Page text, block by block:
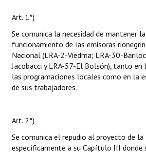
Art. 1°)
Se comunica la necesidad de mantener
funcionamiento de las emisoras
Nacional (LRA-2-Viedma; LRA-30-
Jacobacci y LRA-57-El Bolsón), tanto en
las programaciones locales como en la
de sus trabajadores.
Art. 2°)
Se comunica el repudio al proyecto de la
específicamente a su Capítulo III donde